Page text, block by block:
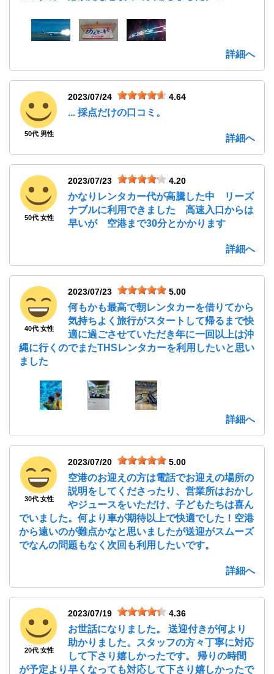
詳細へ
50代 男性
2023/07/24 4.64
... 採点だけの口コミ。
詳細へ
50代 女性
2023/07/23 4.20
かなりレンタカー代が高騰した中 リーズ
ナブルに利用できました 高速入口からは
早いが 空港まで30分とかかります
詳細へ
40代 女性
2023/07/23 5.00
何もかも最高で朝レンタカーを借りてから
気持ちよく旅行がスタートして帰るまで快
適に過ごさせていただき年に一回以上は沖
縄に行くのでまたTHSレンタカーを利用したいと思い
ました
詳細へ
30代 女性
2023/07/20 5.00
空港のお迎えの方は電話でお迎えの場所の
説明をしてくださったり、営業所はおかし
やジュースをいただけ、子どもたちは喜ん
でいました。何より車が期待以上で快適でした！空港
から遠いのが難点かなと思いましたが送迎がスムーズ
でなんの問題もなく次回も利用したいです。
詳細へ
20代 女性
2023/07/19 4.36
お世話になりました。 送迎付きが何より
助かりました。スタッフの方々丁寧に対応
して下さり嬉しかったです。 帰りの時間
が予定より早くなっても対応して下さり嬉しかったで